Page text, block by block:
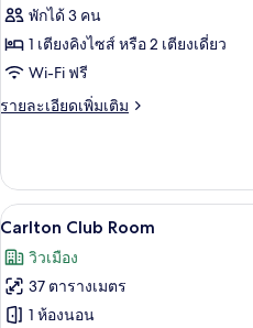
ห้อง
เอ็ก
เซก
คิว
พักได้ 3 คน
1 เตียงคิงไซส์ หรือ 2 เตียงเดี่ยว
Wi-Fi ฟรี
รายละเอียดเพิ่มเติม
ราย
เกี่ยว
กับ
ห้อง
เซก
คิว
ทีฟ
เปิด
ภาพถ่าย
ทั้งหมด
ของ
5
Carlton Club Room
วิวเมือง
37 ตารางเมตร
1 ห้องนอน